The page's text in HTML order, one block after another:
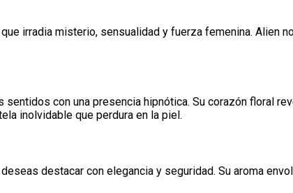
irradia misterio, sensualidad y fuerza femenina. Alien
con una presencia hipnótica. Su corazón floral
inolvidable que perdura en la piel.
destacar con elegancia y seguridad. Su aroma